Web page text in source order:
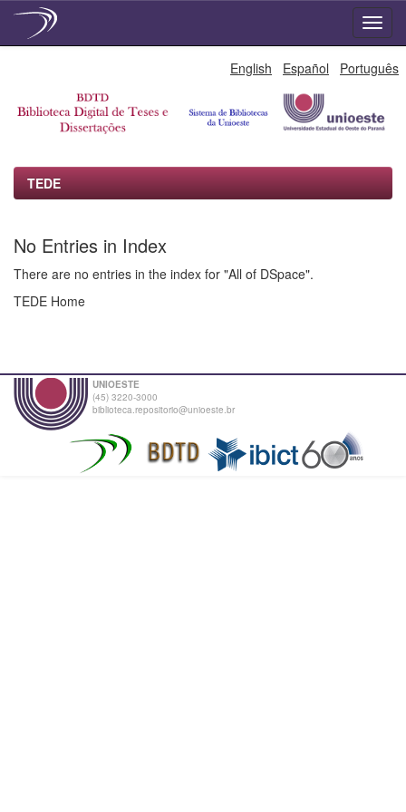
English Español Português
TEDE
No Entries in Index
There are no entries in the index for "All of DSpace".
TEDE Home
UNIOESTE
(45) 3220-3000
biblioteca.repositorio@unioeste.br